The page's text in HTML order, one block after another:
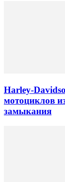
Harley-
мотоциклов
замыкания